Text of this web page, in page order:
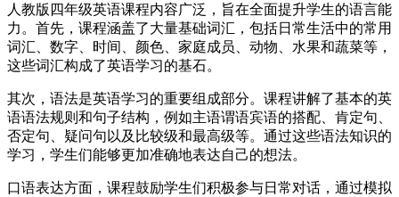
人教版四年级英语课程内容广泛，旨在全面提升学生的语言能
力。首先，课程涵盖了大量基础词汇，包括日常生活中的常用
词汇、数字、时间、颜色、家庭成员、动物、水果和蔬菜等，
这些词汇构成了英语学习的基石。
其次，语法是英语学习的重要组成部分。课程讲解了基本的英
语语法规则和句子结构，例如主语谓语宾语的搭配、肯定句、
否定句、疑问句以及比较级和最高级等。通过这些语法知识的
学习，学生们能够更加准确地表达自己的想法。
口语表达方面，课程鼓励学生们积极参与日常对话，通过模拟